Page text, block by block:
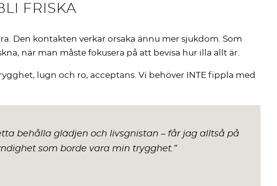
FRISKA
Den kontakten verkar orsaka ännu mer sjukdom. Som
när man måste fokusera på att bevisa hur illa allt är.
lugn och ro, acceptans. Vi behöver INTE fippla med
behålla glädjen och livsgnistan – får jag alltså på
som borde vara min trygghet. ”